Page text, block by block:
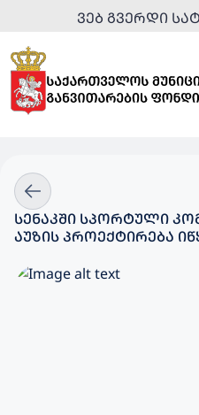
ᲕᲔᲑ ᲒᲕᲔᲠᲓᲘ
ᲡᲔᲜᲐᲙᲨᲘ ᲡᲞᲝᲠᲢᲣᲚᲘ
ᲐᲣᲖᲘᲡ ᲞᲠᲝᲔᲥᲢᲘᲠᲔᲑᲐ